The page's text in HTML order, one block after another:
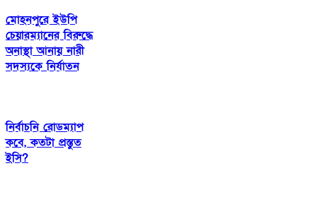
মোহনপুরে ইউপি
চেয়ারম্যানের বিরুদ্ধে
অনাস্থা আনায় নারী
সদস্যকে নির্যাতন
নির্বাচনি রোডম্যাপ
কবে, কতটা প্রস্তুত
ইসি?